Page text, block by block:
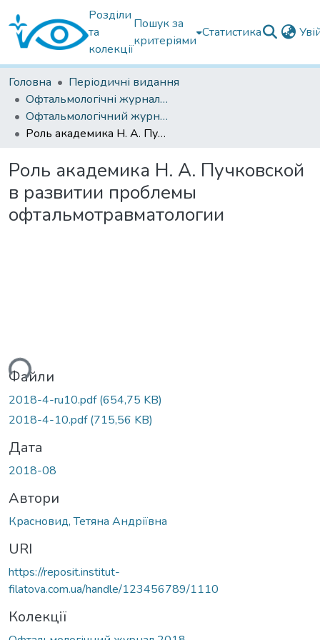
Розділи
та
колекції
Пошук за
критеріями
Статистика
Головна
Періодичні видання
Офтальмологічні журнали українські
Офтальмологічний журнал 2018
Роль академика Н. А. Пучковской в развитии проблемы офтальмотравматологии
Роль академика Н. А. Пучковской
в развитии проблемы
офтальмотравматологии
Файли
2018-4-ru10.pdf(654,75 KB)
2018-4-10.pdf(715,56 KB)
Дата
2018-08
Автори
Красновид, Тетяна Андріївна
URI
https://reposit.institut-
filatova.com.ua/handle/123456789/1110
Колекції